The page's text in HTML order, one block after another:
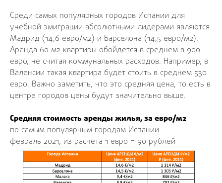
Среди самых популярных городов Испании для
учебной эмиграции абсолютными лидерами являются
Мадрид (14,6 евро/м2) и Барселона (14,5 евро/м2).
Аренда 60 м2 квартиры обойдется в среднем в 900
евро, не считая коммунальных расходов. Например, в
Валенсии такая квартира будет стоить в среднем 530
евро. Важно заметить, что это средняя цена, то есть в
центре городов цены будут значительно выше.
Средняя стоимость аренды жилья, за евро/м2
по самым популярным городам Испании
февраль 2021, из расчета 1 евро = 90 рублей